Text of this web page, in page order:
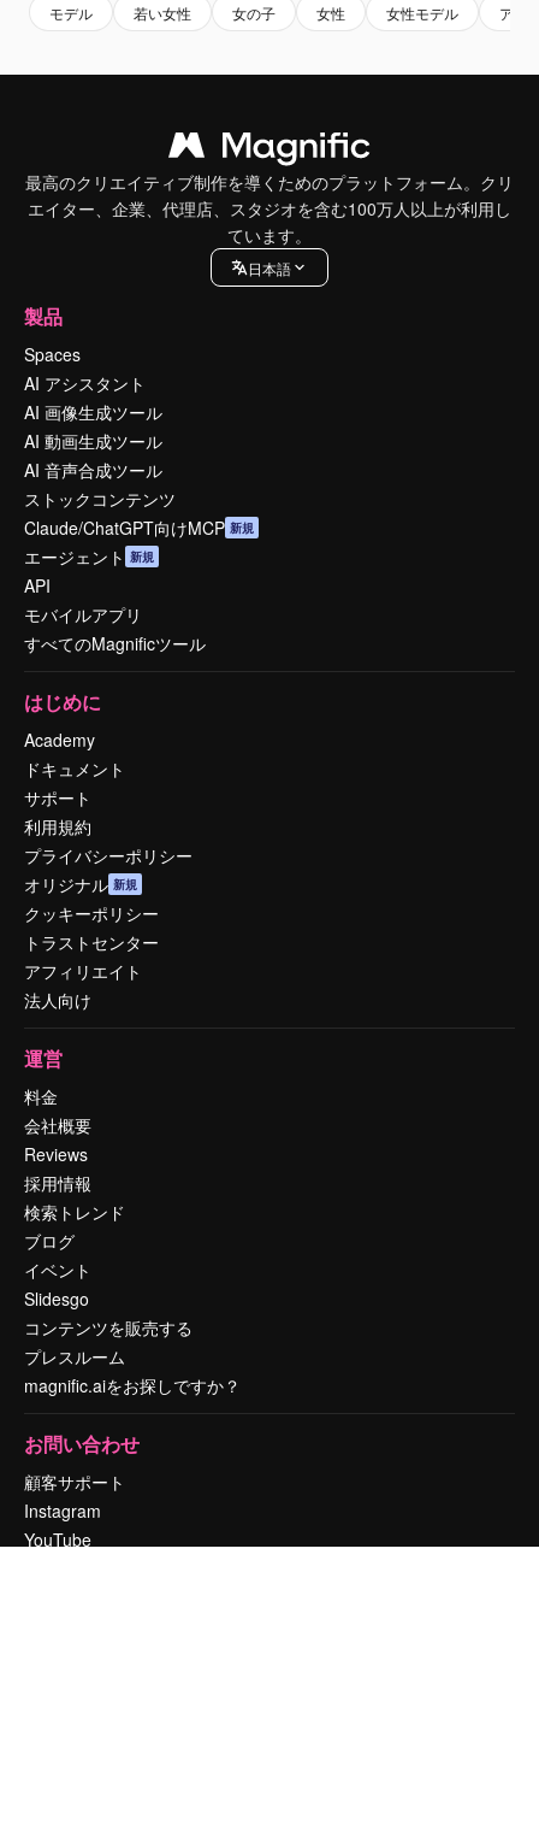
モデル 若い女性 女の子 女性 女性モデル アジ
最高のクリエイティブ制作を導くためのプラットフォーム。クリ
エイター、企業、代理店、スタジオを含む100万人以上が利用し
ています。
日本語
製品
Spaces
AI アシスタント
AI 画像生成ツール
AI 動画生成ツール
AI 音声合成ツール
ストックコンテンツ
Claude/ChatGPT向けMCP 新規
エージェント 新規
API
モバイルアプリ
すべてのMagnificツール
はじめに
Academy
ドキュメント
サポート
利用規約
プライバシーポリシー
オリジナル 新規
クッキーポリシー
トラストセンター
アフィリエイト
法人向け
運営
料金
会社概要
Reviews
採用情報
検索トレンド
ブログ
イベント
Slidesgo
コンテンツを販売する
プレスルーム
magnific.aiをお探しですか？
お問い合わせ
顧客サポート
Instagram
YouTube